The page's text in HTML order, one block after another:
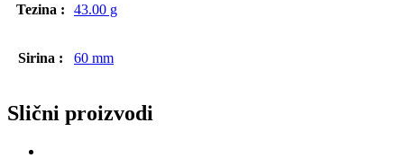
Tezina : 43.00 g
Sirina : 60 mm
Slični proizvodi